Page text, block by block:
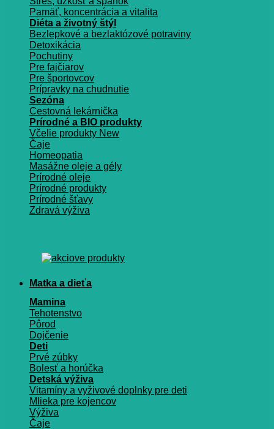
Pamäť, koncentrácia a vitalita
Diéta a životný štýl
Bezlepkové a bezlaktózové potraviny
Detoxikácia
Pochutiny
Pre fajčiarov
Pre športovcov
Prípravky na chudnutie
Sezóna
Cestovná lekárnička
Prírodné a BIO produkty
Včelie produkty
Čaje
Homeopatia
Masážne oleje a gély
Prírodné oleje
Prírodné produkty
Prírodné šťavy
Zdravá výživa
Matka a dieťa
Mamina
Tehotenstvo
Pôrod
Dojčenie
Deti
Prvé zúbky
Bolesť a horúčka
Detská výživa
Vitamíny a vyživové doplnky pre deti
Mlieka pre kojencov
Výživa
Čaje